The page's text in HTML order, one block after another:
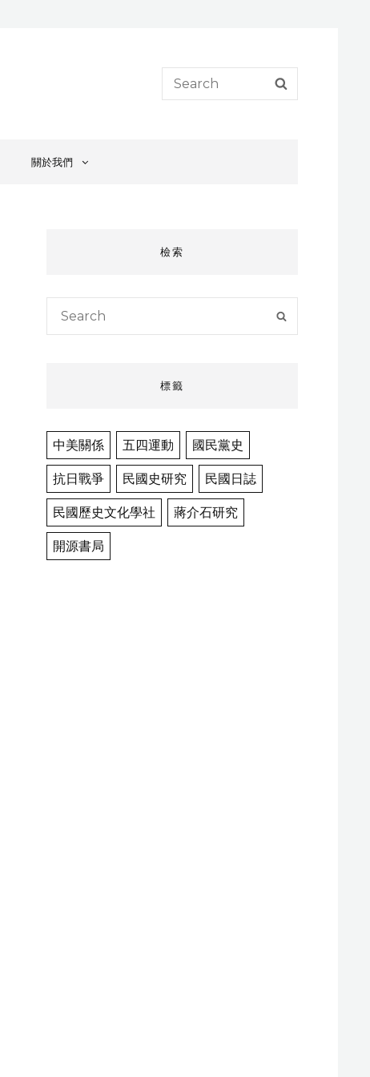
Search
for:
關於我們
檢索
Search
標籤
中美關係 五四運動 國民黨史
抗日戰爭 民國史研究 民國日誌
民國歷史文化學社 蔣介石研究
開源書局